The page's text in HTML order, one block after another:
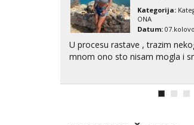
Kategorija:
ONA
Datum:
U procesu rastave , trazim
mnom ono sto nisam mogla i